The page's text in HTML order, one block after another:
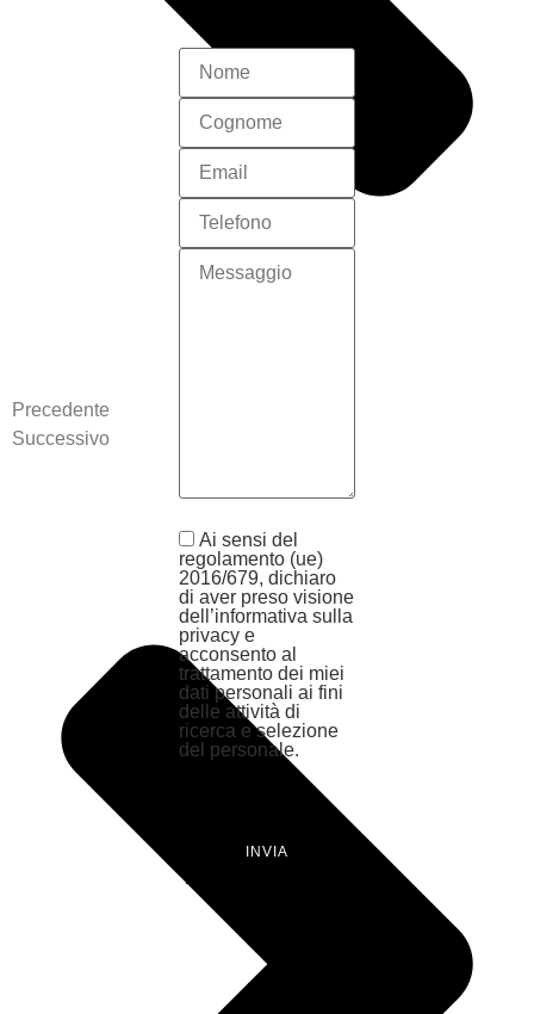
Precedente
Successivo
Ai sensi del
regolamento (ue)
2016/679, dichiaro
di aver preso visione
dell’informativa sulla
privacy e
acconsento al
trattamento dei miei
dati personali ai fini
delle attività di
ricerca e selezione
del personale.
INVIA